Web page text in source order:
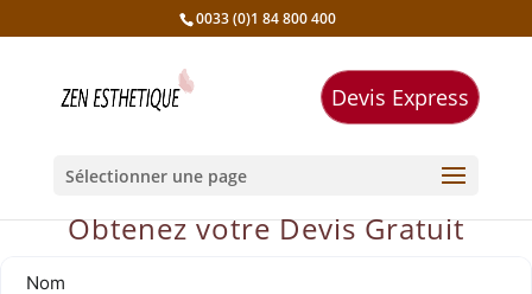
Obtenez votre Devis Gratuit
0033 (0)1 84 800 400
Devis Express
Sélectionner une page